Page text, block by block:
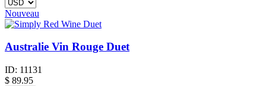
Nouveau
Australie Vin Rouge Duet
ID: 11131
$ 89.95